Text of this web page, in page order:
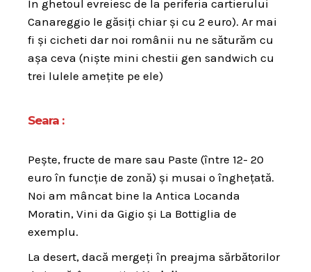
În ghetoul evreiesc de la periferia cartierului
Canareggio le găsiți chiar și cu 2 euro). Ar mai
fi și cicheti dar noi românii nu ne săturăm cu
așa ceva (niște mini chestii gen sandwich cu
trei lulele amețite pe ele)
Seara :
Pește, fructe de mare sau Paste (între 12- 20
euro în funcție de zonă) și musai o înghețată.
Noi am mâncat bine la Antica Locanda
Moratin, Vini da Gigio și La Bottiglia de
exemplu.
La desert, dacă mergeți în preajma sărbătorilor